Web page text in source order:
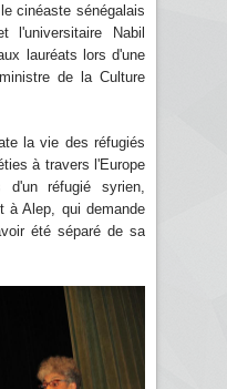
cinéaste sénégalais
l'universitaire Nabil
lauréats lors d'une
de la Culture
la vie des réfugiés
à travers l'Europe
réfugié syrien,
à Alep, qui demande
été séparé de sa